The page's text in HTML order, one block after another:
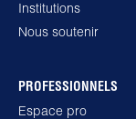
Institutions
Nous soutenir
PROFESSIONNELS
Espace pro